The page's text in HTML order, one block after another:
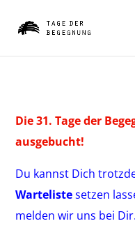
Die 31. Tage der
ausgebucht!
Du kannst Dich
Wartelistesetzen
melden wir uns bei